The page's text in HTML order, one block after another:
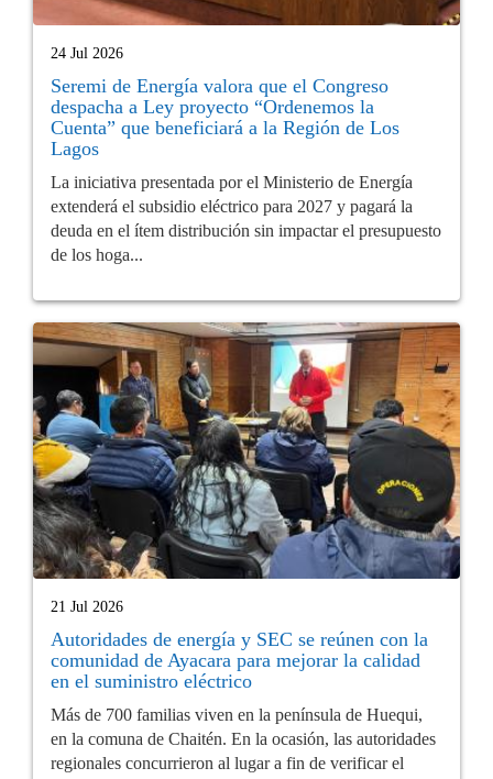
24 Jul 2026
Seremi de Energía valora que el Congreso
despacha a Ley proyecto “Ordenemos la
Cuenta” que beneficiará a la Región de Los
Lagos
La iniciativa presentada por el Ministerio de Energía
extenderá el subsidio eléctrico para 2027 y pagará la
deuda en el ítem distribución sin impactar el presupuesto
de los hoga...
21 Jul 2026
Autoridades de energía y SEC se reúnen con la
comunidad de Ayacara para mejorar la calidad
en el suministro eléctrico
Más de 700 familias viven en la península de Huequi,
en la comuna de Chaitén. En la ocasión, las autoridades
regionales concurrieron al lugar a fin de verificar el